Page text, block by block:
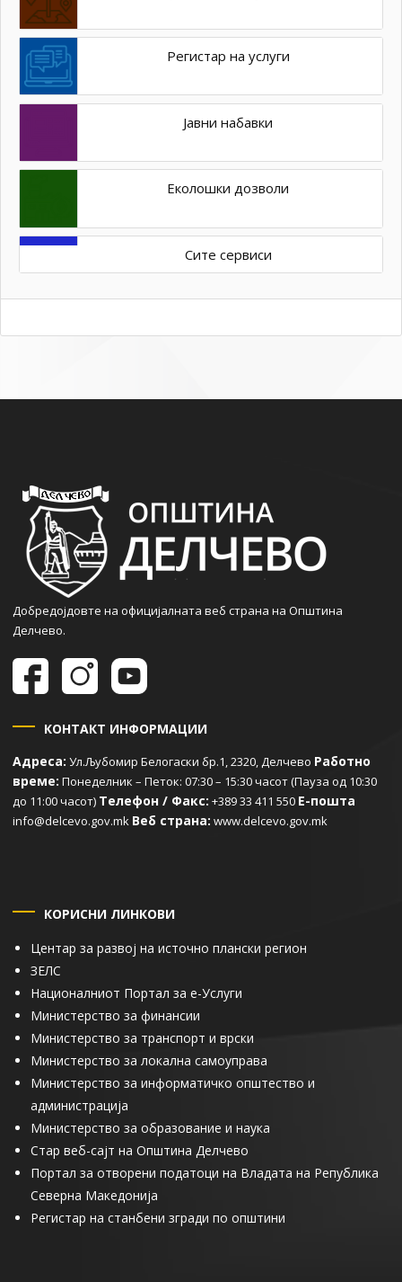
Регистар на услуги
Јавни набавки
Еколошки дозволи
Сите сервиси
Добредојдовте на официјалната веб страна на Општина
Делчево.
КОНТАКТ ИНФОРМАЦИИ
Адреса: Ул.Љубомир Белогаски бр.1, 2320, Делчево Работно
време: Понеделник – Петок: 07:30 – 15:30 часот (Пауза од 10:30
до 11:00 часот) Телефон / Факс: +389 33 411 550 Е-пошта
info@delcevo.gov.mk Веб страна: www.delcevo.gov.mk
КОРИСНИ ЛИНКОВИ
Центар за развој на источно плански регион
ЗЕЛС
Националниот Портал за е-Услуги
Министерство за финансии
Министерство за транспорт и врски
Министерство за локална самоуправа
Министерство за информатичко општество и
администрација
Министерство за образование и наука
Стар веб-сајт на Општина Делчево
Портал за отворени податоци на Владата на Република
Северна Македонија
Регистар на станбени згради по општини